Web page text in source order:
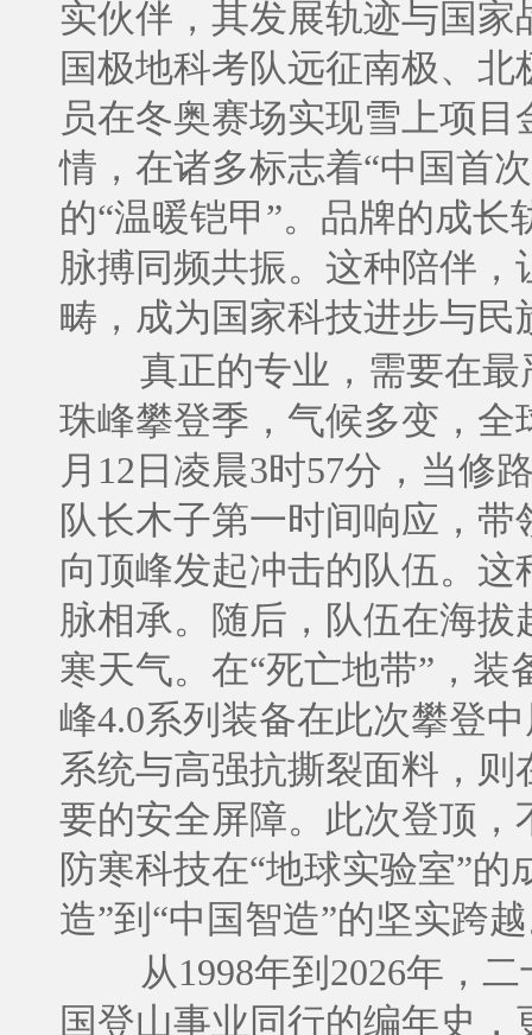
实伙伴，其发展轨迹与国
国极地科考队远征南极、
员在冬奥赛场实现雪上项
情，在诸多标志着“中国首
的“温暖铠甲”。品牌的成
脉搏同频共振。这种陪伴
畴，成为国家科技进步与
真正的专业，需要在
珠峰攀登季，气候多变，
月12日凌晨3时57分，当修
队长木子第一时间响应，
向顶峰发起冲击的队伍。这
脉相承。随后，队伍在海拔
寒天气。在“死亡地带”，
峰4.0系列装备在此次攀登
系统与高强抗撕裂面料，
要的安全屏障。此次登顶
防寒科技在“地球实验室”
造”到“中国智造”的坚实跨
从1998年到2026年，
国登山事业同行的编年史